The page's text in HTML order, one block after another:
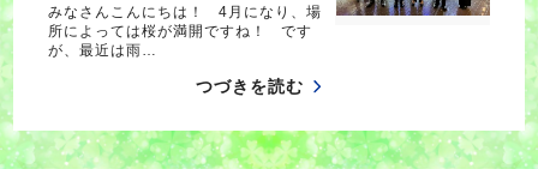
みなさんこんにちは！ 4月になり、場
所によっては桜が満開ですね！ です
が、最近は雨…
つづきを読む